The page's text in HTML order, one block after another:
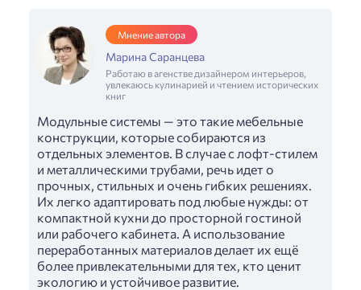
Мнение автора
Марина Саранцева
Работаю в агенстве дизайнером интерьеров,
увлекаюсь кулинарией и чтением исторических
книг
Модульные системы — это такие мебельные
конструкции, которые собираются из
отдельных элементов. В случае с лофт-стилем
и металлическими трубами, речь идет о
прочных, стильных и очень гибких решениях.
Их легко адаптировать под любые нужды: от
компактной кухни до просторной гостиной
или рабочего кабинета. А использование
переработанных материалов делает их ещё
более привлекательными для тех, кто ценит
экологию и устойчивое развитие.